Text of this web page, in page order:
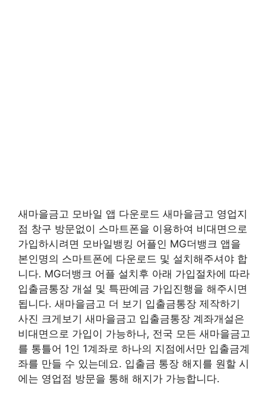
새마을금고 모바일 앱 다운로드 새마을금고 영업지
점 창구 방문없이 스마트폰을 이용하여 비대면으로
가입하시려면 모바일뱅킹 어플인 MG더뱅크 앱을
본인명의 스마트폰에 다운로드 및 설치해주셔야 합
니다. MG더뱅크 어플 설치후 아래 가입절차에 따라
입출금통장 개설 및 특판예금 가입진행을 해주시면
됩니다. 새마을금고 더 보기 입출금통장 제작하기
사진 크게보기 새마을금고 입출금통장 계좌개설은
비대면으로 가입이 가능하나, 전국 모든 새마을금고
를 통틀어 1인 1계좌로 하나의 지점에서만 입출금계
좌를 만들 수 있는데요. 입출금 통장 해지를 원할 시
에는 영업점 방문을 통해 해지가 가능합니다.